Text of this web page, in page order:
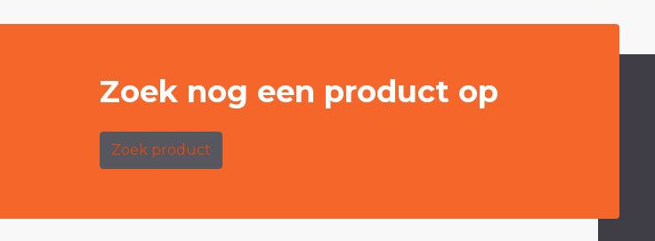
Zoek nog een product op
Zoek product